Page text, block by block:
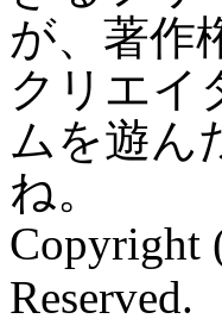
が、著作
クリエイ
ムを遊ん
ね。
Copyright
Reserved.